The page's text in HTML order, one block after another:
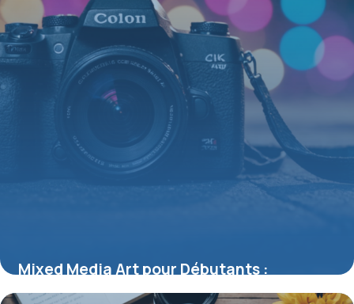
Mixed Media Art pour Débutants :
Techniques et Conseils pour Commencer